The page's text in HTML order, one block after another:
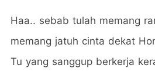
Haa.. sebab tulah memang
memang jatuh cinta dekat
Tu yang sanggup berkerja